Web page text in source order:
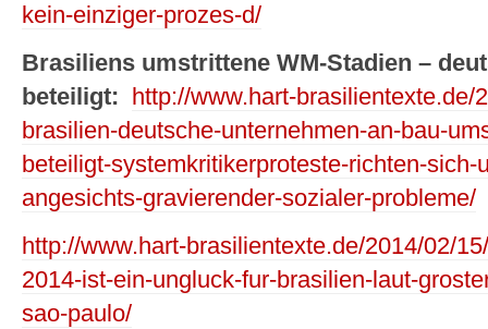
kein-einziger-prozes-d/
Brasiliens umstrittene WM-Stadien –
beteiligt:
http://www.hart-
brasilien-deutsche-unternehmen-an-bau-
beteiligt-systemkritikerproteste-richten-
angesichts-gravierender-sozialer-probleme/
http://www.hart-brasilientexte.de/2014/02/
2014-ist-ein-ungluck-fur-brasilien-laut-
sao-paulo/